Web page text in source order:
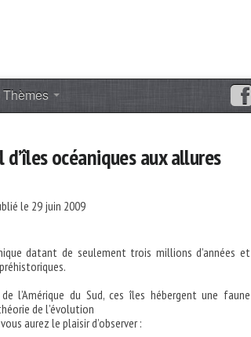
Thèmes
océaniques aux allures
le 29 juin 2009
datant de seulement trois millions d’années et
l’Amérique du Sud, ces îles hébergent une faune
de l’évolution
aurez le plaisir d’observer :